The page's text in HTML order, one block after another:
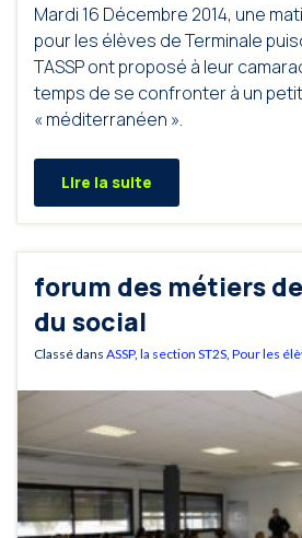
Mardi 16 Décembre 2014, une
pour les élèves de Terminale
TASSP ont proposé à leur
temps de se confronter à un
« méditerranéen ».
Lire la suite
forum des métiers
du social
Classé dans ASSP, la section ST2S Pour les